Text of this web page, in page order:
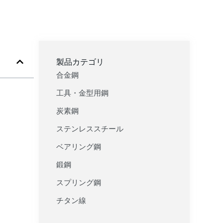
製品カテゴリ
合金鋼
工具・金型用鋼
炭素鋼
ステンレススチール
ベアリング鋼
鍛鋼
スプリング鋼
チタン線